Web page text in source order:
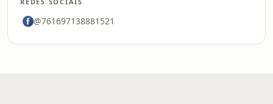
@761697138881521